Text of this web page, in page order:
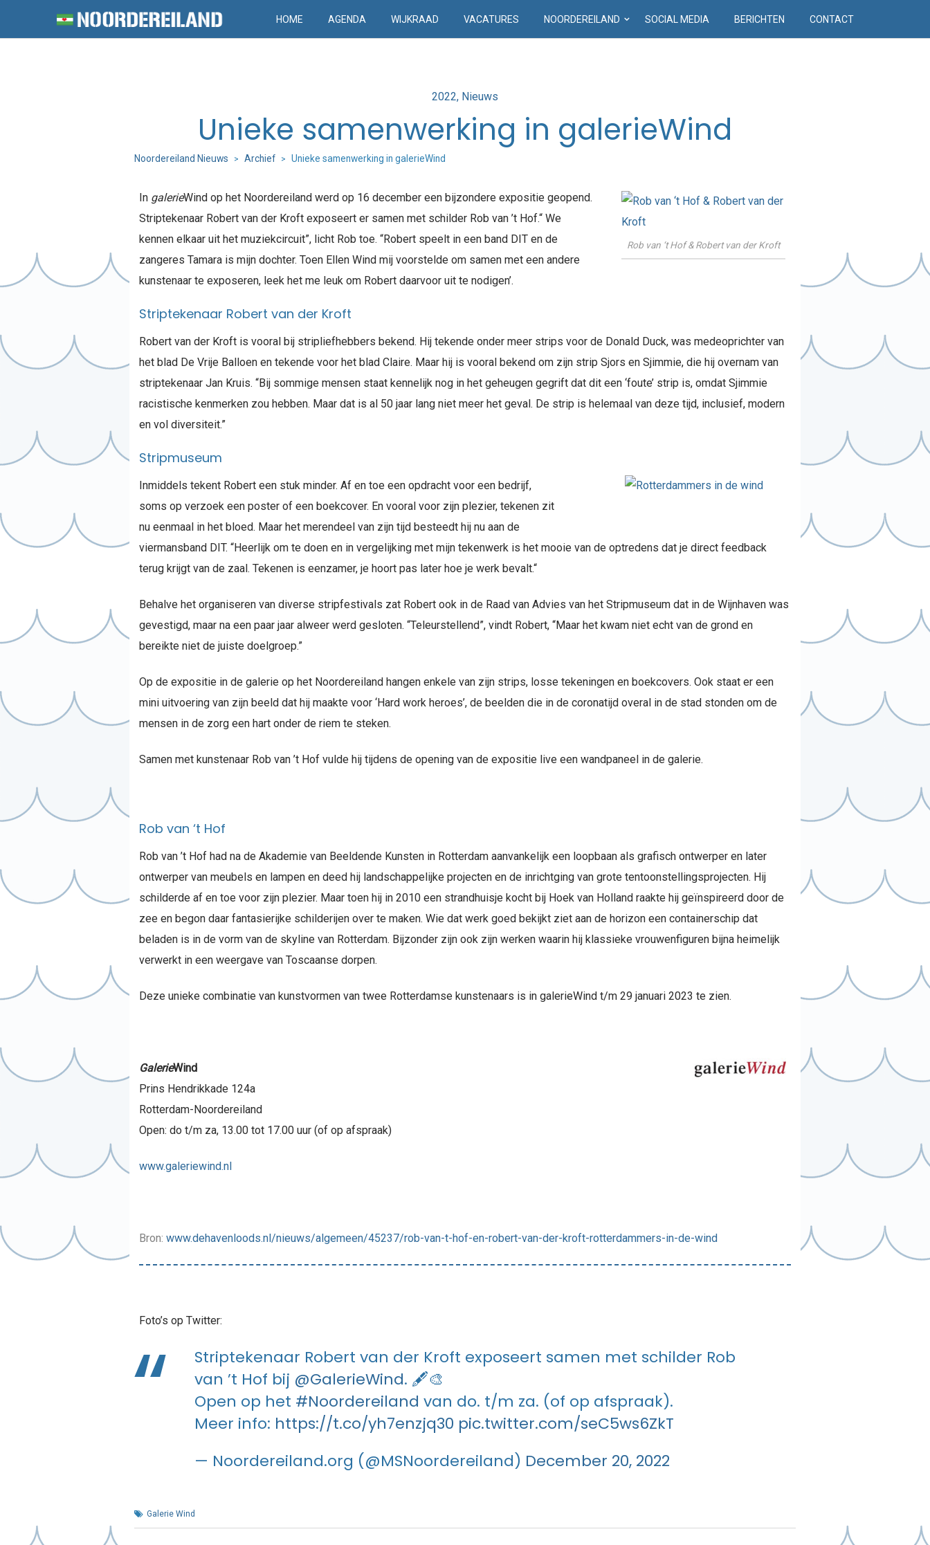
HOME AGENDA WIJKRAAD VACATURES NOORDEREILAND SOCIAL MEDIA BERICHTEN CONTACT
Posted
2022 Nieuws
Unieke samenwerking in galerieWind
Noordereiland Nieuws > Archief > Unieke samenwerking in galerieWind
Rob van ‘t Hof & Robert van der Kroft
In galerieWind op het Noordereiland werd op 16 december een bijzondere expositie geopend.
Striptekenaar Robert van der Kroft exposeert er samen met schilder Rob van ’t Hof.“ We
kennen elkaar uit het muziekcircuit”, licht Rob toe. “Robert speelt in een band DIT en de
zangeres Tamara is mijn dochter. Toen Ellen Wind mij voorstelde om samen met een andere
kunstenaar te exposeren, leek het me leuk om Robert daarvoor uit te nodigen’.
Striptekenaar Robert van der Kroft
Robert van der Kroft is vooral bij stripliefhebbers bekend. Hij tekende onder meer strips voor de Donald Duck, was medeoprichter van
het blad De Vrije Balloen en tekende voor het blad Claire. Maar hij is vooral bekend om zijn strip Sjors en Sjimmie, die hij overnam van
striptekenaar Jan Kruis. “Bij sommige mensen staat kennelijk nog in het geheugen gegrift dat dit een ‘foute’ strip is, omdat Sjimmie
racistische kenmerken zou hebben. Maar dat is al 50 jaar lang niet meer het geval. De strip is helemaal van deze tijd, inclusief, modern
en vol diversiteit.”
Stripmuseum
Inmiddels tekent Robert een stuk minder. Af en toe een opdracht voor een bedrijf,
soms op verzoek een poster of een boekcover. En vooral voor zijn plezier, tekenen zit
nu eenmaal in het bloed. Maar het merendeel van zijn tijd besteedt hij nu aan de
viermansband DIT. “Heerlijk om te doen en in vergelijking met mijn tekenwerk is het mooie van de optredens dat je direct feedback
terug krijgt van de zaal. Tekenen is eenzamer, je hoort pas later hoe je werk bevalt.“
Behalve het organiseren van diverse stripfestivals zat Robert ook in de Raad van Advies van het Stripmuseum dat in de Wijnhaven was
gevestigd, maar na een paar jaar alweer werd gesloten. “Teleurstellend”, vindt Robert, “Maar het kwam niet echt van de grond en
bereikte niet de juiste doelgroep.”
Op de expositie in de galerie op het Noordereiland hangen enkele van zijn strips, losse tekeningen en boekcovers. Ook staat er een
mini uitvoering van zijn beeld dat hij maakte voor ‘Hard work heroes’, de beelden die in de coronatijd overal in de stad stonden om de
mensen in de zorg een hart onder de riem te steken.
Samen met kunstenaar Rob van ’t Hof vulde hij tijdens de opening van de expositie live een wandpaneel in de galerie.
Rob van ‘t Hof
Rob van ’t Hof had na de Akademie van Beeldende Kunsten in Rotterdam aanvankelijk een loopbaan als grafisch ontwerper en later
ontwerper van meubels en lampen en deed hij landschappelijke projecten en de inrichtging van grote tentoonstellingsprojecten. Hij
schilderde af en toe voor zijn plezier. Maar toen hij in 2010 een strandhuisje kocht bij Hoek van Holland raakte hij geïnspireerd door de
zee en begon daar fantasierijke schilderijen over te maken. Wie dat werk goed bekijkt ziet aan de horizon een containerschip dat
beladen is in de vorm van de skyline van Rotterdam. Bijzonder zijn ook zijn werken waarin hij klassieke vrouwenfiguren bijna heimelijk
verwerkt in een weergave van Toscaanse dorpen.
Deze unieke combinatie van kunstvormen van twee Rotterdamse kunstenaars is in galerieWind t/m 29 januari 2023 te zien.
GalerieWind
Prins Hendrikkade 124a
Rotterdam-Noordereiland
Open: do t/m za, 13.00 tot 17.00 uur (of op afspraak)
www.galeriewind.nl
Bron: www.dehavenloods.nl/nieuws/algemeen/45237/rob-van-t-hof-en-robert-van-der-kroft-rotterdammers-in-de-wind
Foto’s op Twitter:
Striptekenaar Robert van der Kroft exposeert samen met schilder Rob
van ’t Hof bij @GalerieWind. 🖋️🎨
Open op het #Noordereiland van do. t/m za. (of op afspraak).
Meer info: https://t.co/yh7enzjq30 pic.twitter.com/seC5ws6ZkT
— Noordereiland.org (@MSNoordereiland) December 20, 2022
Galerie Wind